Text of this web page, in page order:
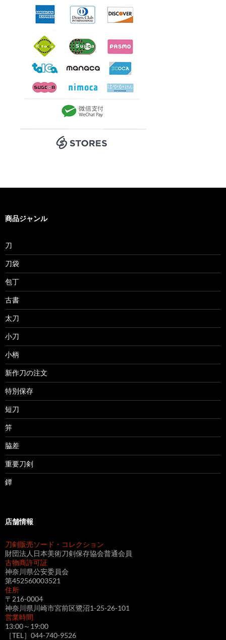
商品ジャンル
刀
刀袋
包丁
古書
太刀
小刀
小柄
新作刀の注文
特別保存
短刀
笄
脇差
重要刀剣
鐔
店舗情報
刀剣販売ソード・コレクション
財団法人日本美術刀剣保存協会普通会員
古物商許可証
神奈川県公安委員会
第452560003521
住所
〒216-0004
神奈川県川崎市宮前区鷺沼1-25-26-101
営業時間
13:00～19:00
［TEL］044-740-9526